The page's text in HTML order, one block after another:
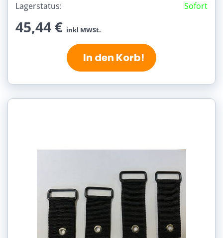
Lagerstatus: Sofort
45,44 € inkl MWSt.
In den Korb!